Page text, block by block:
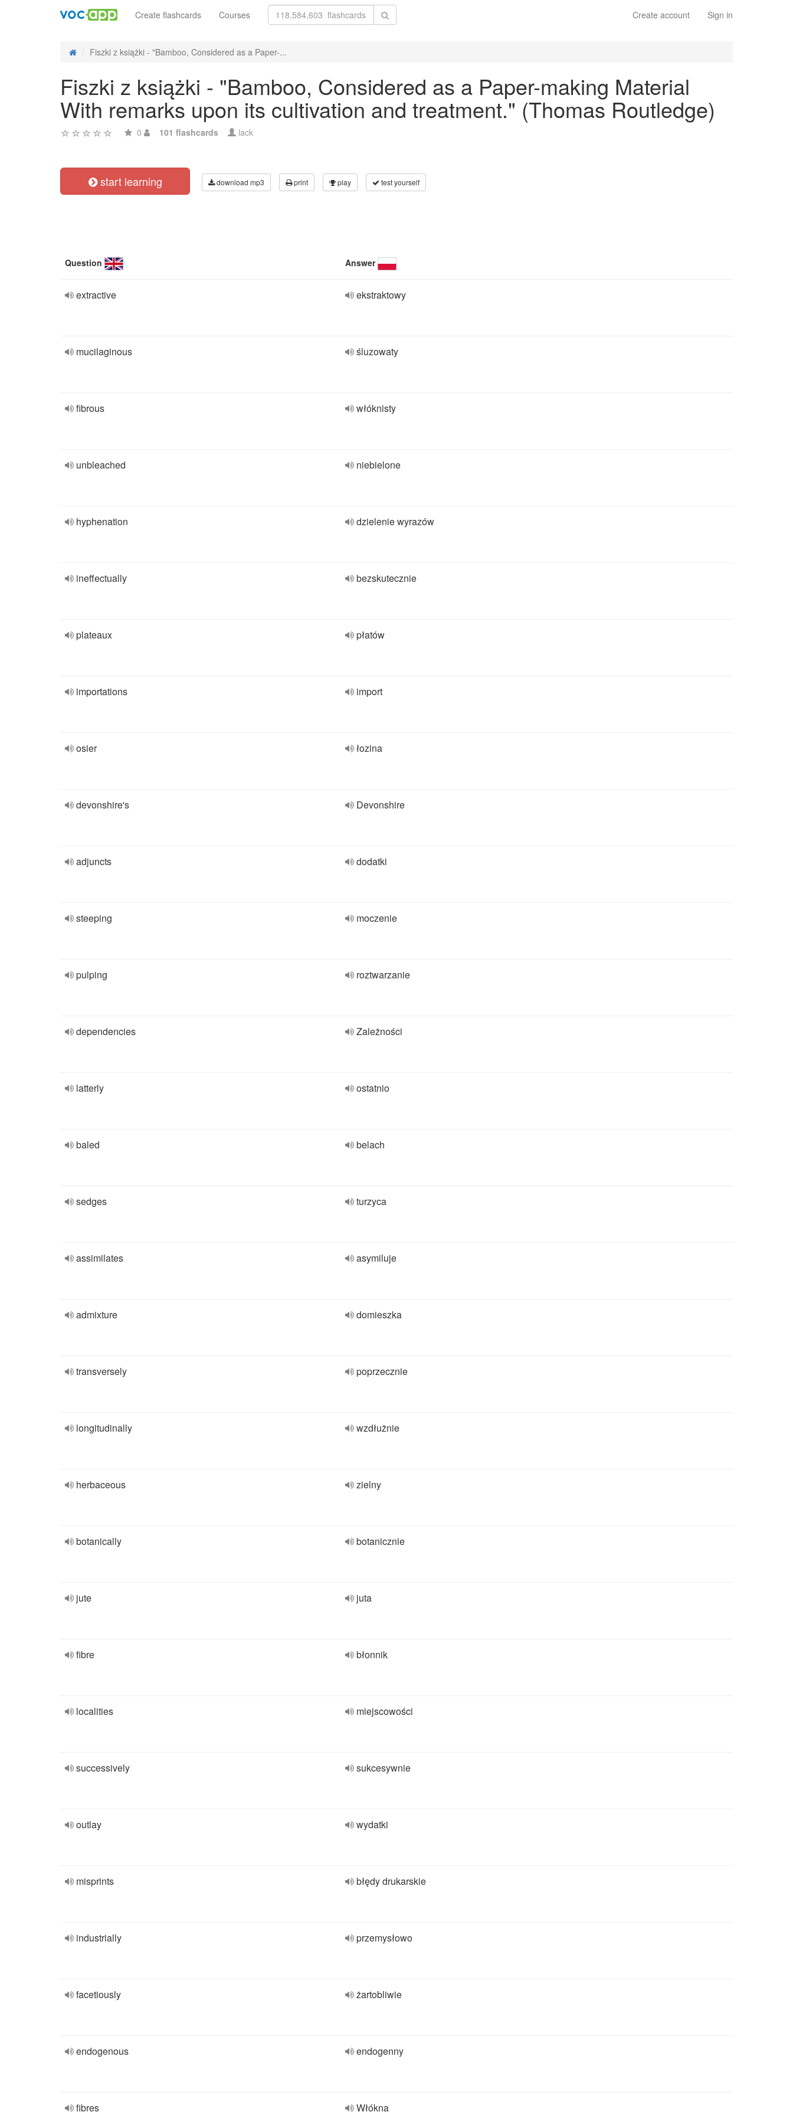
Create account Sign in
Create flashcards Courses
Fiszki z książki - "Bamboo, Considered as a Paper-...
Fiszki z książki - "Bamboo, Considered as a Paper-making Material
With remarks upon its cultivation and treatment." (Thomas Routledge)
0 101 flashcards lack
start learning download mp3 print play test yourself
Question Answer
extractive ekstraktowy
mucilaginous śluzowaty
fibrous włóknisty
unbleached niebielone
hyphenation dzielenie wyrazów
ineffectually bezskutecznie
plateaux płatów
importations import
osier łozina
devonshire's Devonshire
adjuncts dodatki
steeping moczenie
pulping roztwarzanie
dependencies Zależności
latterly ostatnio
baled belach
sedges turzyca
assimilates asymiluje
admixture domieszka
transversely poprzecznie
longitudinally wzdłużnie
herbaceous zielny
botanically botanicznie
jute juta
fibre błonnik
localities miejscowości
successively sukcesywnie
outlay wydatki
misprints błędy drukarskie
industrially przemysłowo
facetiously żartobliwie
endogenous endogenny
fibres Włókna